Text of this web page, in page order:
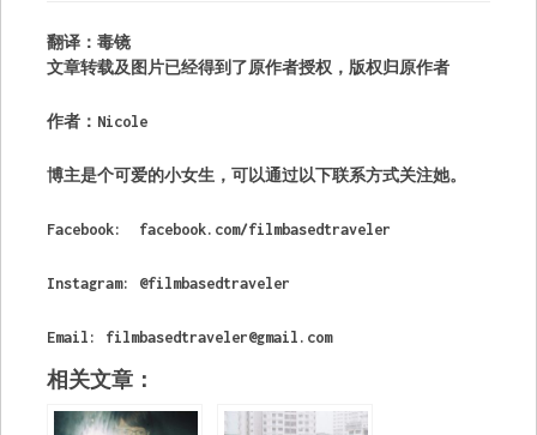
翻译：毒镜
文章转载及图片已经得到了原作者授权，版权归原作者
作者：Nicole
博主是个可爱的小女生，可以通过以下联系方式关注她。
Facebook: facebook.com/filmbasedtraveler
Instagram: @filmbasedtraveler
Email: filmbasedtraveler@gmail.com
相关文章：